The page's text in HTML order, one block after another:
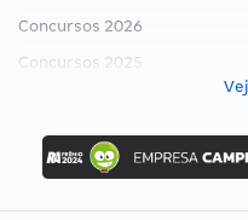
Concursos 2026
Concursos 2025
Concurso Nacional Unificado
Concurso Ibama
Concurso MPU
Editais publicados